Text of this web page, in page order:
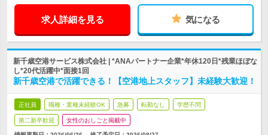
求人詳細を見る 気になる
新千歳空港サービス株式会社 | *ANAパートナー企業*年休120日*残業ほぼな
し*20代活躍中*面接1回
新千歳空港で活躍できる！【空港地上スタッフ】未経験大歓迎！
正社員 職種・業種未経験OK 急募 転勤なし 学歴不問
第二新卒歓迎 女性のおしごと掲載中